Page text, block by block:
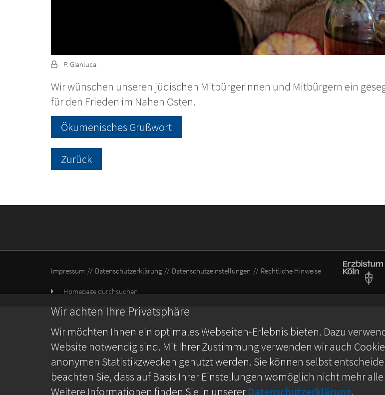
Wir achten Ihre Privatsphäre
Wir möchten Ihnen ein optimales Webseiten-Erlebnis bieten. Dazu
Website notwendig sind. Mit Ihrer Zustimmung verwenden wir auch
anonymen Statistikzwecken genutzt werden. Sie können selbst
beachten Sie, dass auf Basis Ihrer Einstellungen womöglich nicht mehr
Weitere Informationen finden Sie in unserer Datenschutzerklärung.
Von: P. Gianluca
Wir wünschen unseren jüdischen Mitbürgerinnen und Mitbürgern ein
für den Frieden im Nahen Osten.
Ökumenisches Grußwort
Zurück
Impressum Datenschutzerklärung Datenschutzeinstellungen Rechtliche Hinweise
Homepage durchsuchen